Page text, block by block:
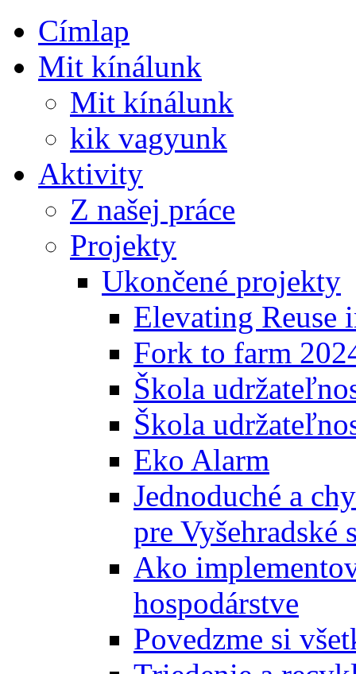
Címlap
Mit kínálunk
Mit kínálunk
kik vagyunk
Aktivity
Z našej práce
Projekty
Ukončené projekty
Elevating Reuse
Fork to farm
Škola
Škola
Eko Alarm
Jednoduché a
pre Vyšehradské
Ako
hospodárstve
Povedzme si